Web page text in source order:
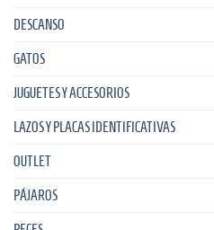
DESCANSO
GATOS
JUGUETES Y ACCESORIOS
LAZOS Y PLACAS IDENTIFICATIVAS
OUTLET
PÁJAROS